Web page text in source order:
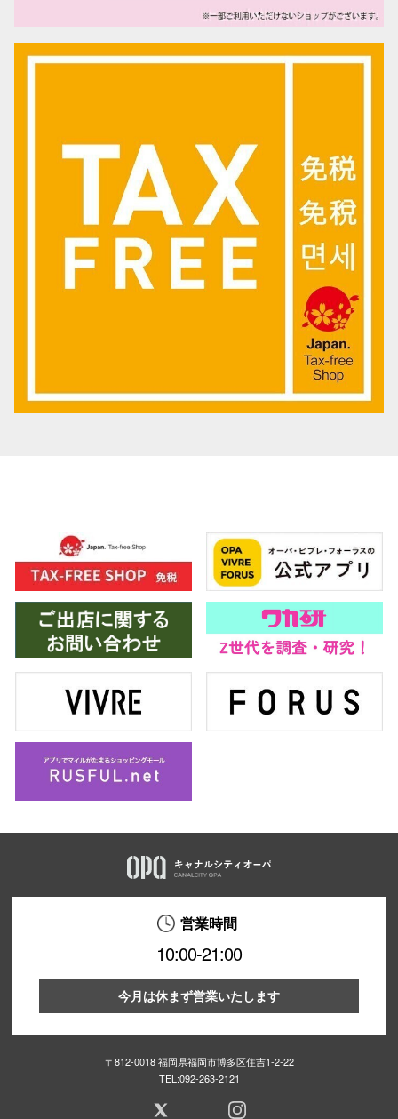
営業時間
10:00-21:00
今月は休まず営業いたします
〒812-0018 福岡県福岡市博多区住吉1-2-22
TEL:092-263-2121